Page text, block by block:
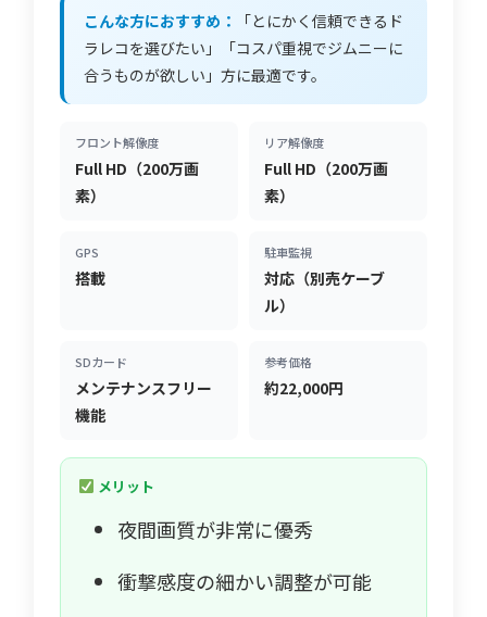
こんな方におすすめ：
「とにかく信頼できるド
ラレコを選びたい」「コスパ重視でジムニーに
合うものが欲しい」方に最適です。
フロント解像度
Full HD（200万画
素）
リア解像度
Full HD（200万画
素）
GPS
搭載
駐車監視
対応（別売ケーブ
ル）
SDカード
メンテナンスフリー
機能
参考価格
約22,000円
メリット
夜間画質が非常に優秀
衝撃感度の細かい調整が可能